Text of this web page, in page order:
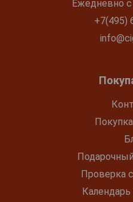
Ежедневно с
+7(495)
Проверка